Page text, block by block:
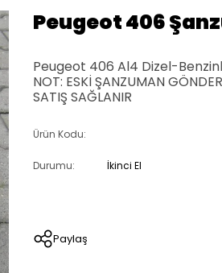
Peugeot 406
Peugeot 406 Al4 Dizel-
NOT: ESKİ ŞANZUMAN
SATIŞ SAĞLANIR
Ürün Kodu:
Durumu: İkinci El
Paylaş